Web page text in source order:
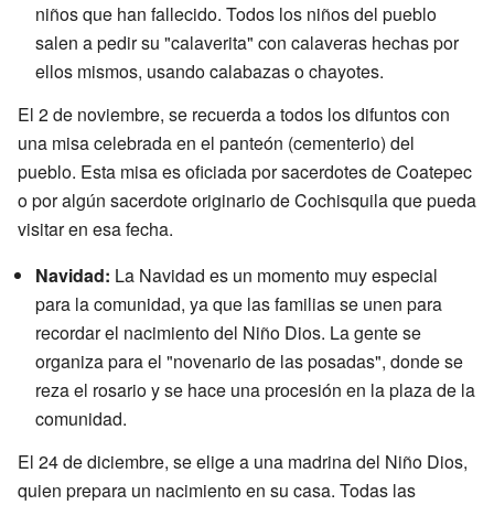
niños que han fallecido. Todos los niños del pueblo
salen a pedir su "calaverita" con calaveras hechas por
ellos mismos, usando calabazas o chayotes.
El 2 de noviembre, se recuerda a todos los difuntos con
una misa celebrada en el panteón (cementerio) del
pueblo. Esta misa es oficiada por sacerdotes de Coatepec
o por algún sacerdote originario de Cochisquila que pueda
visitar en esa fecha.
Navidad: La Navidad es un momento muy especial
para la comunidad, ya que las familias se unen para
recordar el nacimiento del Niño Dios. La gente se
organiza para el "novenario de las posadas", donde se
reza el rosario y se hace una procesión en la plaza de la
comunidad.
El 24 de diciembre, se elige a una madrina del Niño Dios,
quien prepara un nacimiento en su casa. Todas las